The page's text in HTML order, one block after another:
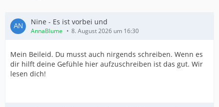
Nine - Es ist vorbei und
AnnaBlume 8. August 2026 um 16:30
Mein Beileid. Du musst auch nirgends schreiben. Wenn es
dir hilft deine Gefühle hier aufzuschreiben ist das gut. Wir
lesen dich!